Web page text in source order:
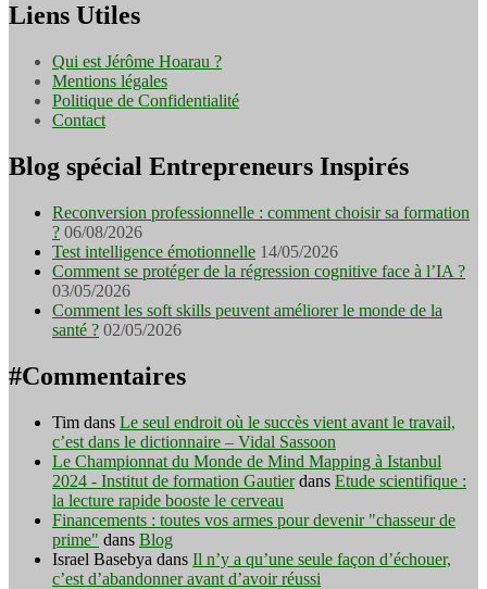
Liens Utiles
Qui est Jérôme Hoarau ?
Mentions légales
Politique de Confidentialité
Contact
Blog spécial Entrepreneurs Inspirés
Reconversion professionnelle : comment choisir sa formation
? 06/08/2026
Test intelligence émotionnelle 14/05/2026
Comment se protéger de la régression cognitive face à l’IA ?
03/05/2026
Comment les soft skills peuvent améliorer le monde de la
santé ? 02/05/2026
#Commentaires
Tim dans Le seul endroit où le succès vient avant le travail,
c’est dans le dictionnaire – Vidal Sassoon
Le Championnat du Monde de Mind Mapping à Istanbul
2024 - Institut de formation Gautierdans Etude scientifique :
la lecture rapide booste le cerveau
Financements : toutes vos armes pour devenir "chasseur de
prime" dans Blog
Israel Basebya dans Il n’y a qu’une seule façon d’échouer,
c’est d’abandonner avant d’avoir réussi